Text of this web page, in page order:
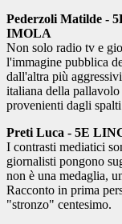
Pederzoli Matilde -
IMOLA
Non solo radio tv e
l'immagine pubblica
dall'altra più
italiana della
provenienti dagli
Preti Luca - 5E
I contrasti mediatici
giornalisti pongono
non è una medaglia,
Racconto in prima
"stronzo" centesimo.